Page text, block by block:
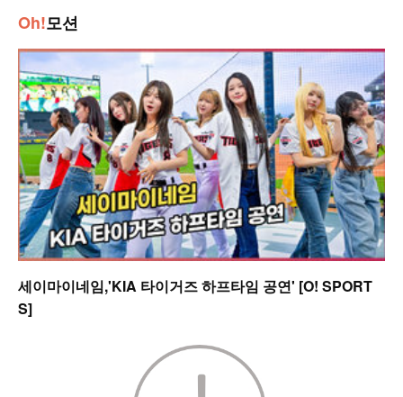
Oh!모션
세이마이네임,'KIA 타이거즈 하프타임 공연' [O! SPORT
S]